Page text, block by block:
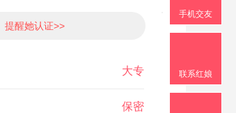
提醒她认证>>
大专
保密
手机交友
联系红娘